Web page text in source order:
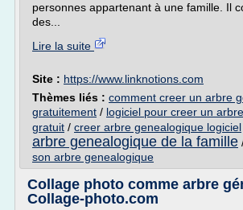
personnes appartenant à une famille. Il
des...
Lire la suite
Site : https://www.linknotions.com
Thèmes liés : comment creer un arbre
gratuitement / logiciel pour creer un
gratuit / creer arbre genealogique logiciel
arbre genealogique de la famille
son arbre genealogique
Collage photo comme arbre
Collage-photo.com